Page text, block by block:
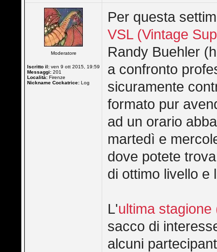
Moderatore
Iscritto il: ven 9 ott 2015, 19:59
Messaggi: 201
Località: Firenze
Nickname Cockatrice: Log
Per questa
VSL (Vintage
Randy Buehler
a confronto
sicuramente
formato pur
ad un orario
martedì e
dove potete
di ottimo livello e
L'ultima stagione
sacco di
alcuni